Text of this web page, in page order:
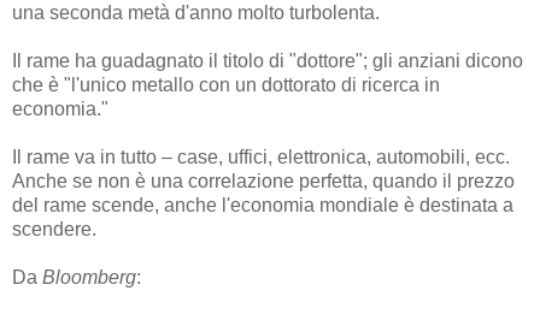
una seconda metà d'anno molto turbolenta.
Il rame ha guadagnato il titolo di "dottore"; gli anziani dicono
che è "l'unico metallo con un dottorato di ricerca in
economia."
Il rame va in tutto – case, uffici, elettronica, automobili, ecc.
Anche se non è una correlazione perfetta, quando il prezzo
del rame scende, anche l'economia mondiale è destinata a
scendere.
Da Bloomberg: